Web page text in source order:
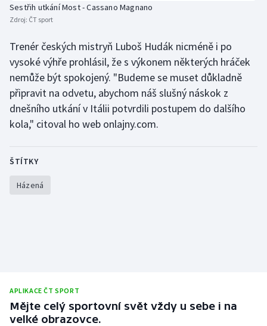
Jezdectví
Judo
Krasobruslení
Lezení
Moderní pětiboj
Plážový volejbal
Sestřih utkání Most - Cassano Magnano
Zdroj: ČT sport
Trenér českých mistryň Luboš Hudák nicméně i po
vysoké výhře prohlásil, že s výkonem některých hráček
nemůže být spokojený. "Budeme se muset důkladně
připravit na odvetu, abychom náš slušný náskok z
dnešního utkání v Itálii potvrdili postupem do dalšího
kola," citoval ho web onlajny.com.
ŠTÍTKY
Házená
APLIKACE ČT SPORT
Mějte celý sportovní svět vždy u sebe i na
velké obrazovce.